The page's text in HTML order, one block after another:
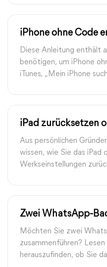
iPhone ohne Code
Möglichkeiten
Diese Anleitung enthält
benötigen, um iPhone
iTunes, „Mein iPhone
iPad zurücksetzen
einfache Tipps
Aus persönlichen
wissen, wie Sie das iPad
Werkseinstellungen
Zwei WhatsApp-
zusammenführen:
Möchten Sie zwei
zusammenführen?
herauszufinden, ob Sie